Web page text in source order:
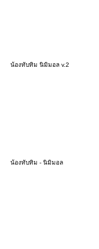
น้องทับทิม นิมิมอล v.2
น้องทับทิม - นิมิมอล